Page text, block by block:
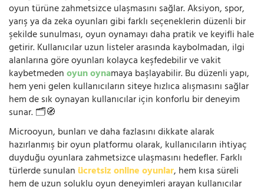
oyun türüne zahmetsizce ulaşmasını sağlar. Aksiyon, spor,
yarış ya da zeka oyunları gibi farklı seçeneklerin düzenli bir
şekilde sunulması, oyun oynamayı daha pratik ve keyifli hale
getirir. Kullanıcılar uzun listeler arasında kaybolmadan, ilgi
alanlarına göre oyunları kolayca keşfedebilir ve vakit
kaybetmedenoyun oynamaya başlayabilir. Bu düzenli yapı,
hem yeni gelen kullanıcıların siteye hızlıca alışmasını sağlar
hem de sık oynayan kullanıcılar için konforlu bir deneyim
sunar. 🗂️🧭
Microoyun, bunları ve daha fazlasını dikkate alarak
hazırlanmış bir oyun platformu olarak, kullanıcıların ihtiyaç
duyduğu oyunlara zahmetsizce ulaşmasını hedefler. Farklı
türlerde sunulan ücretsiz online oyunlar, hem kısa süreli
hem de uzun soluklu oyun deneyimleri arayan kullanıcılar